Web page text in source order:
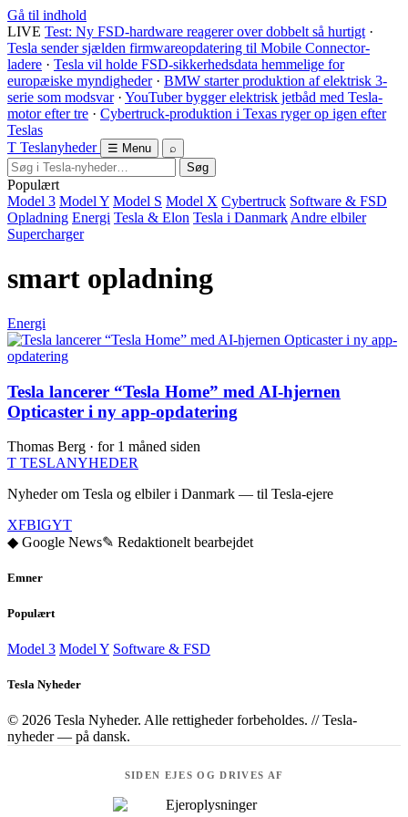
Gå til indhold
LIVE Test: Ny FSD-hardware reagerer over dobbelt så hurtigt ·
Tesla sender sjælden firmwareopdatering til Mobile Connector-
ladere · Tesla vil holde FSD-sikkerhedsdata hemmelige for
europæiske myndigheder · BMW starter produktion af elektrisk 3-
serie som modsvar · YouTuber bygger elektrisk jetbåd med Tesla-
motor efter tre · Cybertruck-produktion i Texas ryger op igen efter
Teslas
T Teslanyheder ☰ Menu
⌕
Søg
Populært
Model 3 Model Y Model S Model X Cybertruck Software & FSD
Opladning Energi Tesla & Elon Tesla i Danmark Andre elbiler
Supercharger
smart opladning
Energi
Tesla lancerer “Tesla Home” med AI-hjernen
Opticaster i ny app-opdatering
Thomas Berg · for 1 måned siden
T TESLANYHEDER
Nyheder om Tesla og elbiler i Danmark — til Tesla-ejere
XFBIGYT
◆ Google News✎ Redaktionelt bearbejdet
Emner
Populært
Model 3 Model Y Software & FSD
Tesla Nyheder
© 2026 Tesla Nyheder. Alle rettigheder forbeholdes. //Tesla-
nyheder — på dansk.
SIDEN EJES OG DRIVES AF